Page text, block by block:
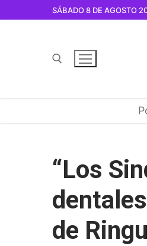
SÁBADO 8 DE AGOSTO
“Los
de